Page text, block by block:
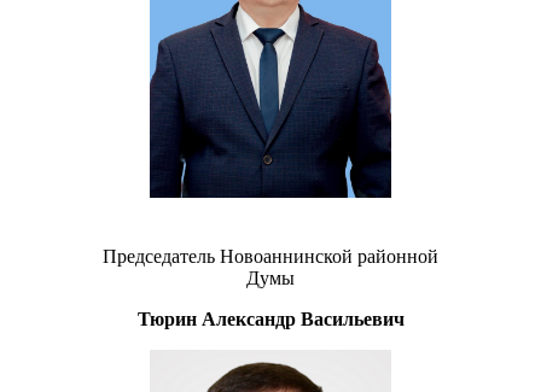
Председатель Новоаннинской районной
Думы
Тюрин Александр Васильевич